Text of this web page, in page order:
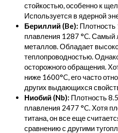
стойкостью, особенно к
Используется в ядерной
Бериллий (Be): Плотность
плавления 1287 °C. Самый
металлов. Обладает
теплопроводностью.
осторожного обращения.
ниже 1600°C, его часто
других выдающихся
Ниобий (Nb): Плотность
плавления 2477 °C. Хотя
титана, он все еще
сравнению с другими